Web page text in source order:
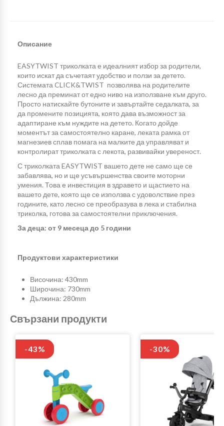
Описание
EASYTWIST триколката е идеалният избор за родители,
които искат да съчетаят удобство и ползи за детето.
Системата CLICK&TWIST позволява на родителите
лесно да преминат от едно ниво на използване към друго.
Просто натискайте бутоните и завъртайте седалката, за
да промените позицията, която дава възможност за
адаптиране към нуждите на детето. Когато дойде
моментът за самостоятелно каране, леката рамка от
магнезиев сплав помага на малките да управляват и
контролират триколката с лекота, развивайки увереност.
С триколката EASYTWIST вашето дете не само ще се
забавлява, но и ще усъвършенства своите моторни
умения. Това е инвестиция в здравето и щастието на
вашето дете, която ще се използва с удоволствие през
годините, като лесно се преобразува в лека и стабилна
триколка, готова за самостоятелни приключения.
За деца: от 9 месеца до 5 години
Продуктови характеристики
Височина: 430mm
Широчина: 730mm
Дължина: 280mm
Свързани продукти
-43% -30%